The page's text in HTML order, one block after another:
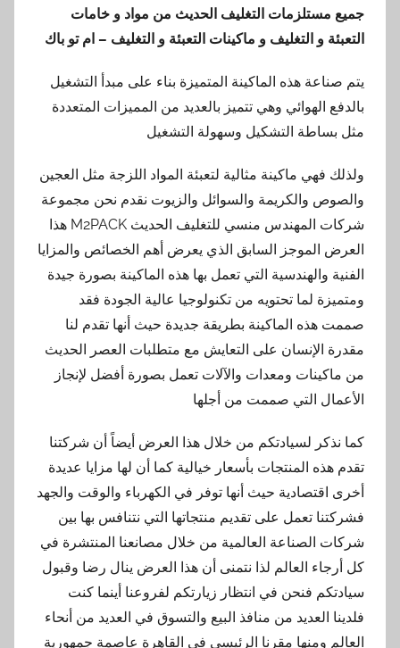
جميع مستلزمات التغليف الحديث من مواد و خامات
التعبئة و التغليف و ماكينات التعبئة و التغليف – ام تو باك
يتم صناعة هذه الماكينة المتميزة بناء على مبدأ التشغيل
بالدفع الهوائي وهي تتميز بالعديد من المميزات المتعددة
مثل بساطة التشكيل وسهولة التشغيل
ولذلك فهي ماكينة مثالية لتعبئة المواد اللزجة مثل العجين
والصوص والكريمة والسوائل والزيوت نقدم نحن مجموعة
شركات المهندس منسي للتغليف الحديث M2PACK هذا
العرض الموجز السابق الذي يعرض أهم الخصائص والمزايا
الفنية والهندسية التي تعمل بها هذه الماكينة بصورة جيدة
ومتميزة لما تحتويه من تكنولوجيا عالية الجودة فقد
صممت هذه الماكينة بطريقة جديدة حيث أنها تقدم لنا
مقدرة الإنسان على التعايش مع متطلبات العصر الحديث
من ماكينات ومعدات والآلات تعمل بصورة أفضل لإنجاز
الأعمال التي صممت من أجلها
كما نذكر لسيادتكم من خلال هذا العرض أيضاً أن شركتنا
تقدم هذه المنتجات بأسعار خيالية كما أن لها مزايا عديدة
أخرى اقتصادية حيث أنها توفر في الكهرباء والوقت والجهد
فشركتنا تعمل على تقديم منتجاتها التي نتنافس بها بين
شركات الصناعة العالمية من خلال مصانعنا المنتشرة في
كل أرجاء العالم لذا نتمنى أن هذا العرض ينال رضا وقبول
سيادتكم فنحن في انتظار زيارتكم لفروعنا أينما كنت
فلدينا العديد من منافذ البيع والتسوق في العديد من أنحاء
العالم ومنها مقرنا الرئيسي في القاهرة عاصمة جمهورية